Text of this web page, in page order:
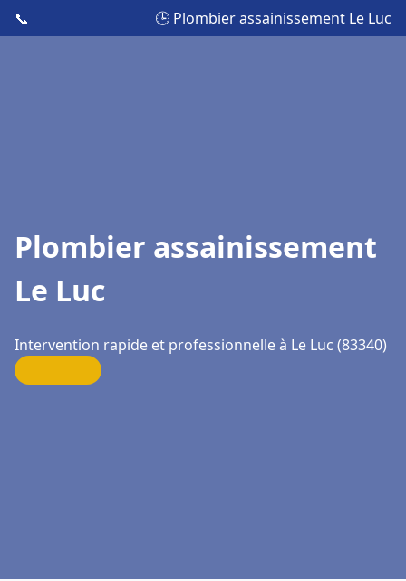
📞 🕒 Plombier assainissement Le Luc
Plombier assainissement
Le Luc
Intervention rapide et professionnelle à Le Luc (83340)